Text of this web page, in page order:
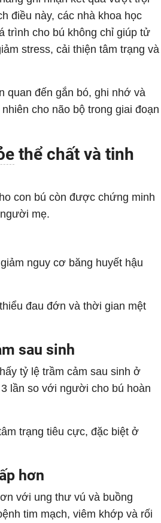
điều này, các nhà khoa học
trình cho bú không chỉ giúp tử
stress, cải thiện tâm trạng và
quan đến gắn bó, ghi nhớ và
cho não bộ trong giai đoạn
thể chất và tinh
con bú còn được chứng minh
mẹ.
nguy cơ băng huyết hậu
đau đớn và thời gian mệt
sau sinh
tỷ lệ trầm cảm sau sinh ở
lần so với người cho bú hoàn
trạng tiêu cực, đặc biệt ở
hơn
với ung thư vú và buồng
tim mạch, viêm khớp và rối